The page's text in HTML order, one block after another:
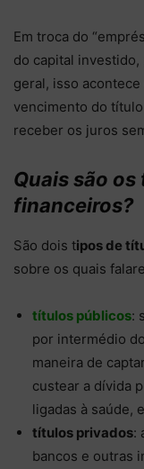
Em troca do
do capital investido,
geral, isso
vencimento do
receber os juros
Quais são
financeiros?
São dois tipos de
sobre os quais
títulos públicos:
por intermédio do
maneira de
custear a dívida
ligadas à saúde,
títulos privados:
bancos e outras